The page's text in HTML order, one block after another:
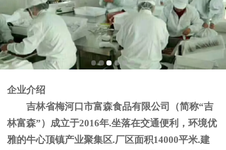
企业介绍
吉林省梅河口市富森食品有限公司（简称“吉
林富森”）成立于2016年.坐落在交通便利，环境优
雅的牛心顶镇产业聚集区.厂区面积14000平米.建